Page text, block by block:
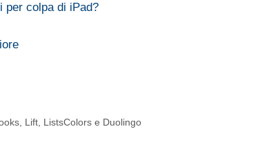
per colpa di iPad?
Lift, ListsColors e Duolingo